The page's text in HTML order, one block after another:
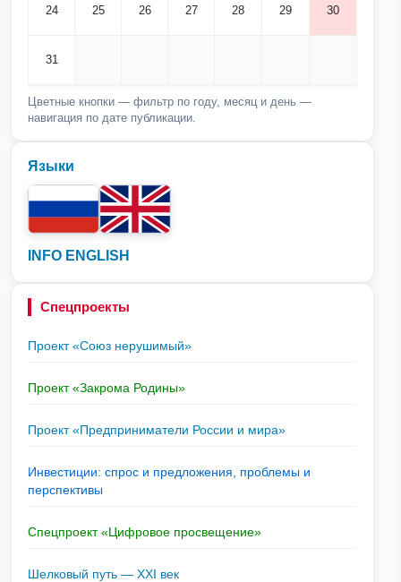
24 25 26 27 28 29 30
31
Цветные кнопки — фильтр по году, месяц и день —
навигация по дате публикации.
Языки
INFO ENGLISH
Спецпроекты
Проект «Союз нерушимый»
Проект «Закрома Родины»
Проект «Предприниматели России и мира»
Инвестиции: спрос и предложения, проблемы и
перспективы
Спецпроект «Цифровое просвещение»
Шелковый путь — XXI век